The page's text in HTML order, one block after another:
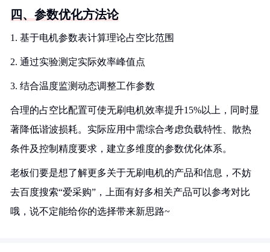
四、参数优化方法论
1. 基于电机参数表计算理论占空比范围
2. 通过实验测定实际效率峰值点
3. 结合温度监测动态调整工作参数
合理的占空比配置可使无刷电机效率提升15%以上，同时显
著降低谐波损耗。实际应用中需综合考虑负载特性、散热
条件及控制精度要求，建立多维度的参数优化体系。
老板们要是想了解更多关于无刷电机的产品和信息，不妨
去百度搜索“爱采购”，上面有好多相关产品可以参考对比
哦，说不定能给你的选择带来新思路~